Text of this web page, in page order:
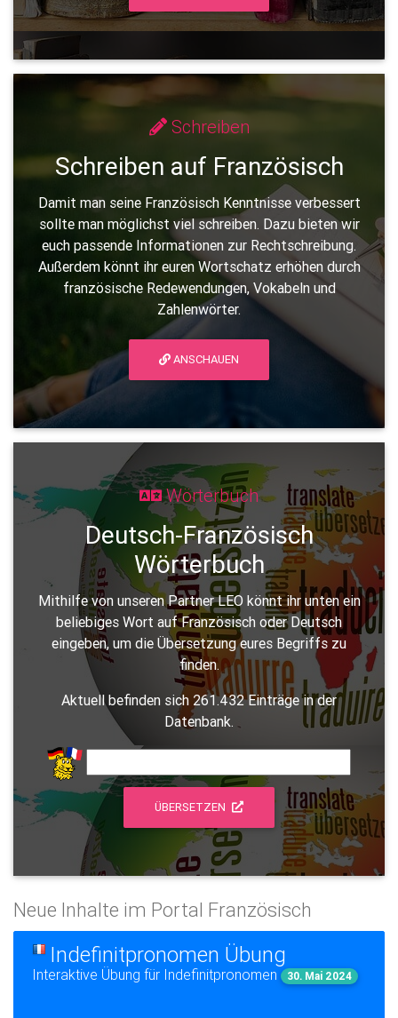
Schreiben
Schreiben auf Französisch
Damit man seine Französisch Kenntnisse verbessert
sollte man möglichst viel schreiben. Dazu bieten wir
euch passende Informationen zur Rechtschreibung.
Außerdem könnt ihr euren Wortschatz erhöhen durch
französische Redewendungen, Vokabeln und
Zahlenwörter.
ANSCHAUEN
Wörterbuch
Deutsch-Französisch
Wörterbuch
Mithilfe von unseren Partner LEO könnt ihr unten ein
beliebiges Wort auf Französisch oder Deutsch
eingeben, um die Übersetzung eures Begriffs zu
finden.
Aktuell befinden sich 261.432 Einträge in der
Datenbank.
ÜBERSETZEN
Neue Inhalte im Portal Französisch
Indefinitpronomen Übung
Interaktive Übung für Indefinitpronomen 30. Mai 2024